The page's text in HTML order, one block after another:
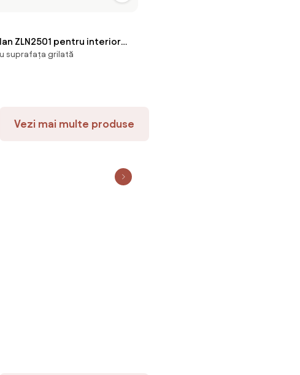
ZLN2501 pentru interior
Termostat reglabil,
Protectie impotriva
suprafața grilată
Vezi mai multe produse